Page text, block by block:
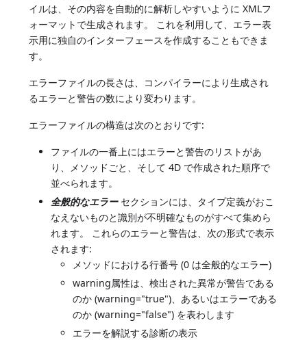
イルは、その内容を自動的に解析しやすいように XMLフ
ォーマットで生成されます。 これを利用して、エラー表
示用に独自のインターフェースを作成することもできま
す。
エラーファイルの長さは、コンパイラーにより生成され
るエラーと警告の数により変わります。
エラーファイルの構造は次のとおりです:
ファイルの一番上にはエラーと警告のリストがあ
り、メソッドごと、そして 4D で作成された順序で
並べられます。
全般的なエラーセクションには、タイプ定義がおこ
なえないものと識別が不明確なものがすべて集めら
れます。 これらのエラーと警告は、次の形式で表示
されます:
メソッドにおける行番号 (0 は全般的なエラー)
warning属性は、検出された異常が警告である
のか (warning="true")、あるいはエラーである
のか (warning="false") を表わします
エラーを解説する診断の表示